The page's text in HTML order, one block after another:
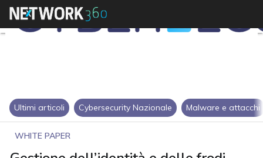
Ultimi articoli Cybersecurity Nazionale Malware e attacchi
WHITE PAPER